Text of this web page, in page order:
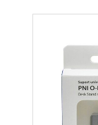
képgaléria